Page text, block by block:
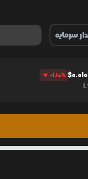
-1.10% $